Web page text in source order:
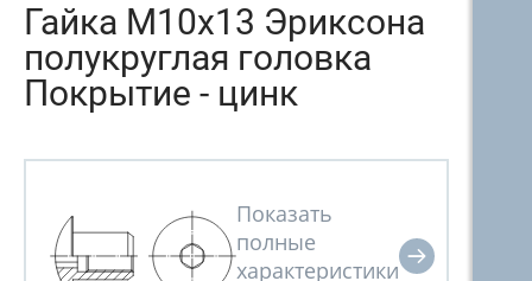
Гайка М10х13 Эриксона
полукруглая головка
Покрытие - цинк